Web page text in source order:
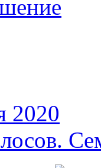
2020